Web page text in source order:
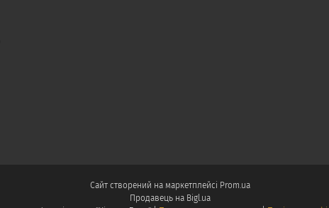
Сайт створений на маркетплейсі
Prom.ua
Продавець на Bigl.ua